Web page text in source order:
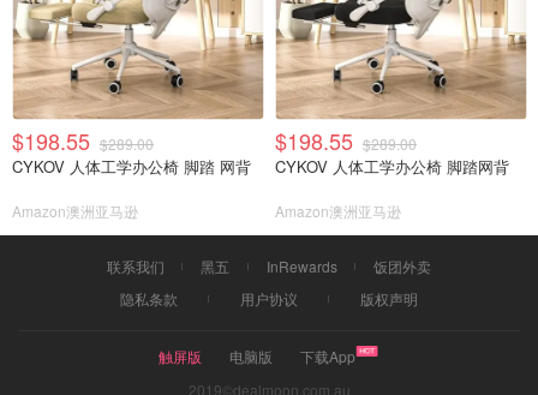
$198.55 $289.00
CYKOV 人体工学办公椅 脚踏 网背
Amazon澳洲亚马逊
$198.55 $289.00
CYKOV 人体工学办公椅 脚踏网背
Amazon澳洲亚马逊
联系我们 黑五 InRewards
饭团外卖
隐私条款
用户协议 版权声明
触屏版 电脑版
下载App
2019©dealmoon.com.au